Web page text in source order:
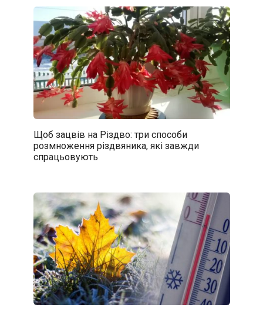
Щоб зацвів на Різдво: три способи
розмноження різдвяника, які завжди
спрацьовують